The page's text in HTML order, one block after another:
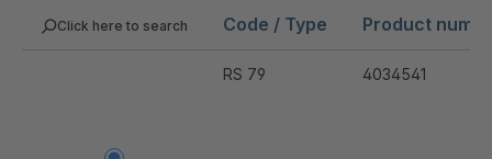
Click here to search Code / Type Product
RS 79 4034541